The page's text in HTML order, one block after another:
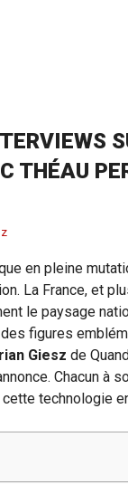
THÉAU
en pleine
La France, et
le paysage
figures
Giesz de
Chacun
technologie